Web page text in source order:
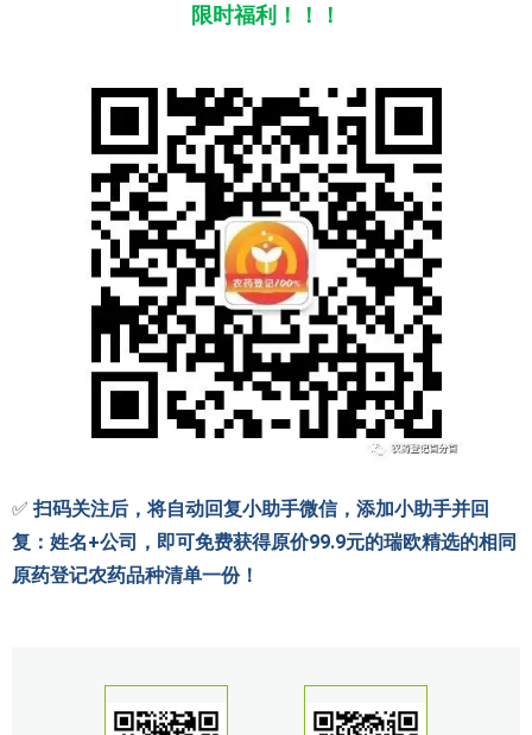
限时福利！！！
✅扫码关注后，将自动回复小助手微信，添加小助手并回
复：姓名+公司，即可免费获得原价99.9元的瑞欧精选的相同
原药登记农药品种清单一份！